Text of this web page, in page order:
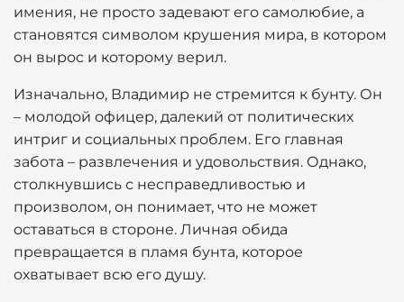
имения, не просто задевают его самолюбие, а
становятся символом крушения мира, в котором
он вырос и которому верил.
Изначально, Владимир не стремится к бунту. Он
– молодой офицер, далекий от политических
интриг и социальных проблем. Его главная
забота – развлечения и удовольствия. Однако,
столкнувшись с несправедливостью и
произволом, он понимает, что не может
оставаться в стороне. Личная обида
превращается в пламя бунта, которое
охватывает всю его душу.